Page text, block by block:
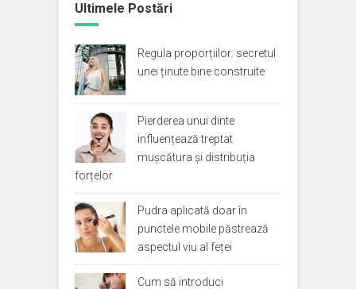
Ultimele Postări
Regula proporțiilor: secretul
unei ținute bine construite
Pierderea unui dinte
influențează treptat
mușcătura și distribuția
forțelor
Pudra aplicată doar în
punctele mobile păstrează
aspectul viu al feței
Cum să introduci